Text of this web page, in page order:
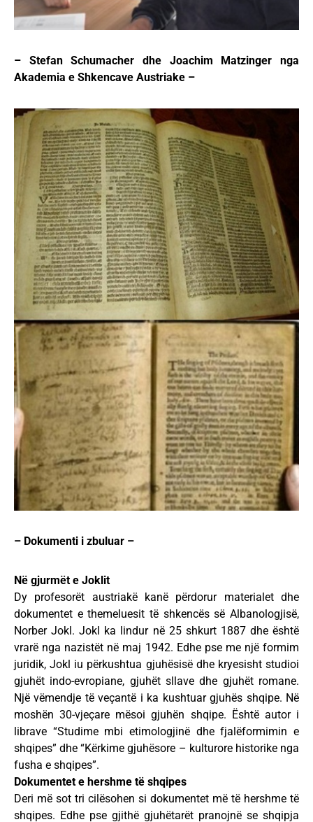
– Stefan Schumacher dhe Joachim Matzinger nga
Akademia e Shkencave Austriake –
– Dokumenti i zbuluar –
Në gjurmët e Joklit
Dy profesorët austriakë kanë përdorur materialet dhe
dokumentet e themeluesit të shkencës së Albanologjisë,
Norber Jokl. Jokl ka lindur në 25 shkurt 1887 dhe është
vrarë nga nazistët në maj 1942. Edhe pse me një formim
juridik, Jokl iu përkushtua gjuhësisë dhe kryesisht studioi
gjuhët indo-evropiane, gjuhët sllave dhe gjuhët romane.
Një vëmendje të veçantë i ka kushtuar gjuhës shqipe. Në
moshën 30-vjeçare mësoi gjuhën shqipe. Është autor i
librave “Studime mbi etimologjinë dhe fjalëformimin e
shqipes” dhe “Kërkime gjuhësore – kulturore historike nga
fusha e shqipes”.
Dokumentet e hershme të shqipes
Deri më sot tri cilësohen si dokumentet më të hershme të
shqipes. Edhe pse gjithë gjuhëtarët pranojnë se shqipja